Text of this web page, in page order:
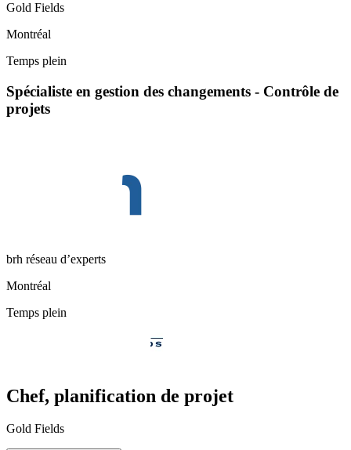
Gold Fields
Montréal
Temps plein
Spécialiste en gestion des changements - Contrôle de
projets
brh réseau d’experts
Montréal
Temps plein
Chef, planification de projet
Gold Fields